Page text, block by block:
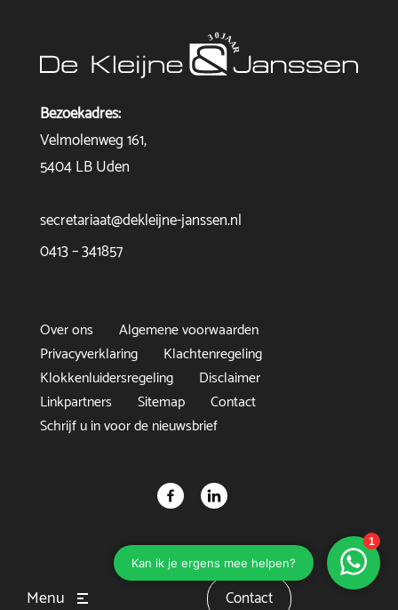
Menu Contact
Bezoekadres:
Velmolenweg 161,
5404 LB Uden
secretariaat@dekleijne-janssen.nl
0413 – 341857
Over ons
Algemene voorwaarden
Privacyverklaring
Klachtenregeling
Klokkenluidersregeling
Disclaimer
Linkpartners
Sitemap
Contact
Schrijf u in voor de nieuwsbrief